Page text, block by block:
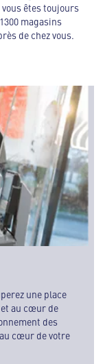
êtes toujours
magasins
de chez vous.
une place
au cœur de
des
cœur de votre